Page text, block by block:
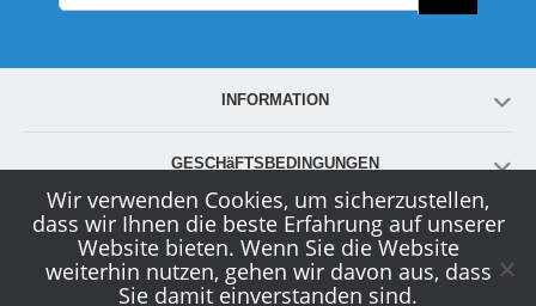
INFORMATION
GESCHäFTSBEDINGUNGEN
KONTO
KUNDENDIENST
Wir verwenden Cookies, um sicherzustellen,
dass wir Ihnen die beste Erfahrung auf unserer
Website bieten. Wenn Sie die Website
weiterhin nutzen, gehen wir davon aus, dass
Sie damit einverstanden sind.